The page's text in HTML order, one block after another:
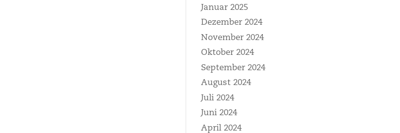
Januar 2025
Dezember 2024
November 2024
Oktober 2024
September 2024
August 2024
Juli 2024
Juni 2024
April 2024